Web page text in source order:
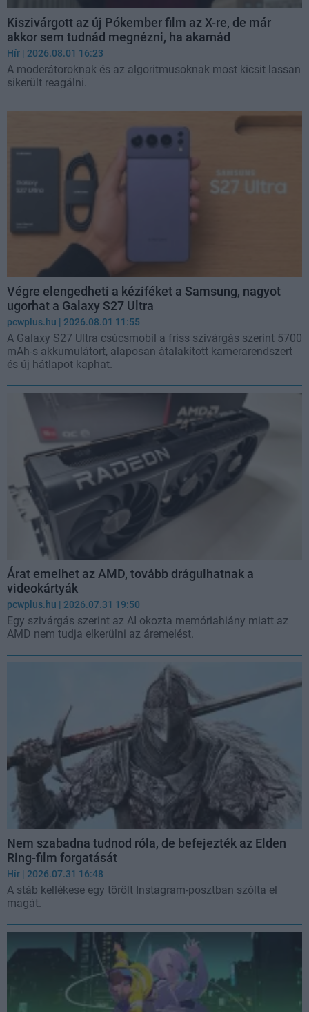
Kiszivárgott az új Pókember film az X-re, de már
akkor sem tudnád megnézni, ha akarnád
Hír | 2026.08.01 16:23
A moderátoroknak és az algoritmusoknak most kicsit lassan
sikerült reagálni.
Végre elengedheti a kéziféket a Samsung, nagyot
ugorhat a Galaxy S27 Ultra
pcwplus.hu | 2026.08.01 11:55
A Galaxy S27 Ultra csúcsmobil a friss szivárgás szerint 5700
mAh-s akkumulátort, alaposan átalakított kamerarendszert
és új hátlapot kaphat.
Árat emelhet az AMD, tovább drágulhatnak a
videokártyák
pcwplus.hu | 2026.07.31 19:50
Egy szivárgás szerint az AI okozta memóriahiány miatt az
AMD nem tudja elkerülni az áremelést.
Nem szabadna tudnod róla, de befejezték az Elden
Ring-film forgatását
Hír | 2026.07.31 16:48
A stáb kellékese egy törölt Instagram-posztban szólta el
magát.